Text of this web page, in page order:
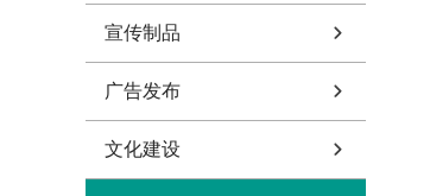
宣传制品
广告发布
文化建设